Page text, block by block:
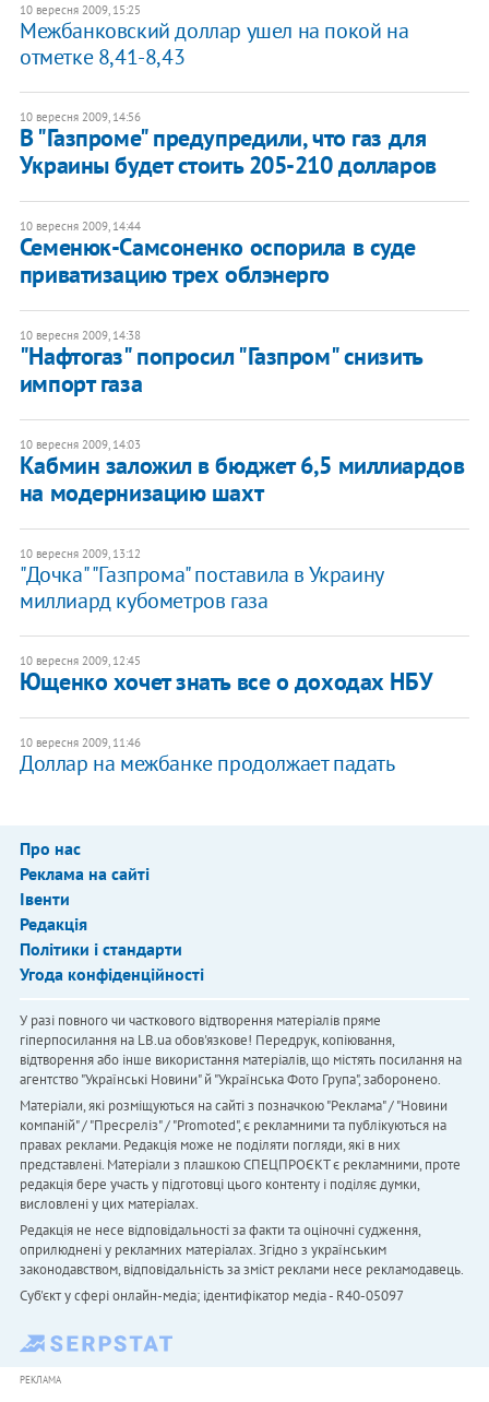
10 вересня 2009, 15:25
Межбанковский доллар ушел на покой на
отметке 8,41-8,43
10 вересня 2009, 14:56
В "Газпроме" предупредили, что газ для
Украины будет стоить 205-210 долларов
10 вересня 2009, 14:44
Семенюк-Самсоненко оспорила в суде
приватизацию трех облэнерго
10 вересня 2009, 14:38
"Нафтогаз" попросил "Газпром" снизить
импорт газа
10 вересня 2009, 14:03
Кабмин заложил в бюджет 6,5 миллиардов
на модернизацию шахт
10 вересня 2009, 13:12
"Дочка" "Газпрома" поставила в Украину
миллиард кубометров газа
10 вересня 2009, 12:45
Ющенко хочет знать все о доходах НБУ
10 вересня 2009, 11:46
Доллар на межбанке продолжает падать
Про нас
Реклама на сайті
Івенти
Редакція
Політики і стандарти
Угода конфіденційності
У разі повного чи часткового відтворення матеріалів пряме
гіперпосилання на LB.ua обов'язкове! Передрук, копіювання,
відтворення або інше використання матеріалів, що містять посилання на
агентство "Українськi Новини" й "Українська Фото Група", заборонено.
Матеріали, які розміщуються на сайті з позначкою "Реклама" / "Новини
компаній" / "Пресреліз" / "Promoted", є рекламними та публікуються на
правах реклами. Редакція може не поділяти погляди, які в них
представлені. Матеріали з плашкою СПЕЦПРОЄКТ є рекламними, проте
редакція бере участь у підготовці цього контенту і поділяє думки,
висловлені у цих матеріалах.
Редакція не несе відповідальності за факти та оціночні судження,
оприлюднені у рекламних матеріалах. Згідно з українським
законодавством, відповідальність за зміст реклами несе рекламодавець.
Cуб'єкт у сфері онлайн-медіа; ідентифікатор медіа - R40-05097
РЕКЛАМА